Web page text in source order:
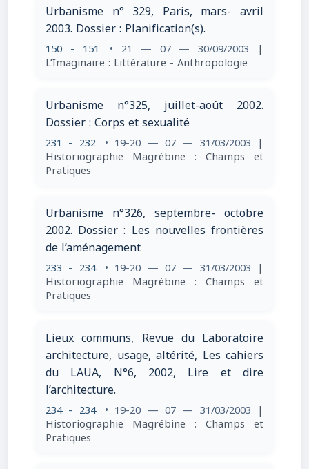
Urbanisme n° 329, Paris, mars- avril
2003. Dossier : Planification(s).
150 - 151 • 21 — 07 — 30/09/2003 |
L’Imaginaire : Littérature - Anthropologie
Urbanisme n°325, juillet-août 2002.
Dossier : Corps et sexualité
231 - 232 • 19-20 — 07 — 31/03/2003 |
Historiographie Magrébine : Champs et
Pratiques
Urbanisme n°326, septembre- octobre
2002. Dossier : Les nouvelles frontières
de l’aménagement
233 - 234 • 19-20 — 07 — 31/03/2003 |
Historiographie Magrébine : Champs et
Pratiques
Lieux communs, Revue du Laboratoire
architecture, usage, altérité, Les cahiers
du LAUA, N°6, 2002, Lire et dire
l’architecture.
234 - 234 • 19-20 — 07 — 31/03/2003 |
Historiographie Magrébine : Champs et
Pratiques